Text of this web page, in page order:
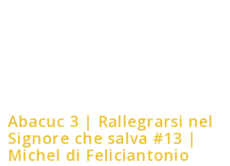
Abacuc 3 | Rallegrarsi nel
Signore che salva #13 |
Michel di Feliciantonio